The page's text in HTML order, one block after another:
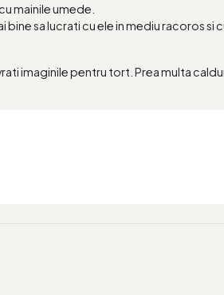
mainile umede.
sa lucrati cu ele in mediu racoros si
imaginile pentru tort. Prea multa